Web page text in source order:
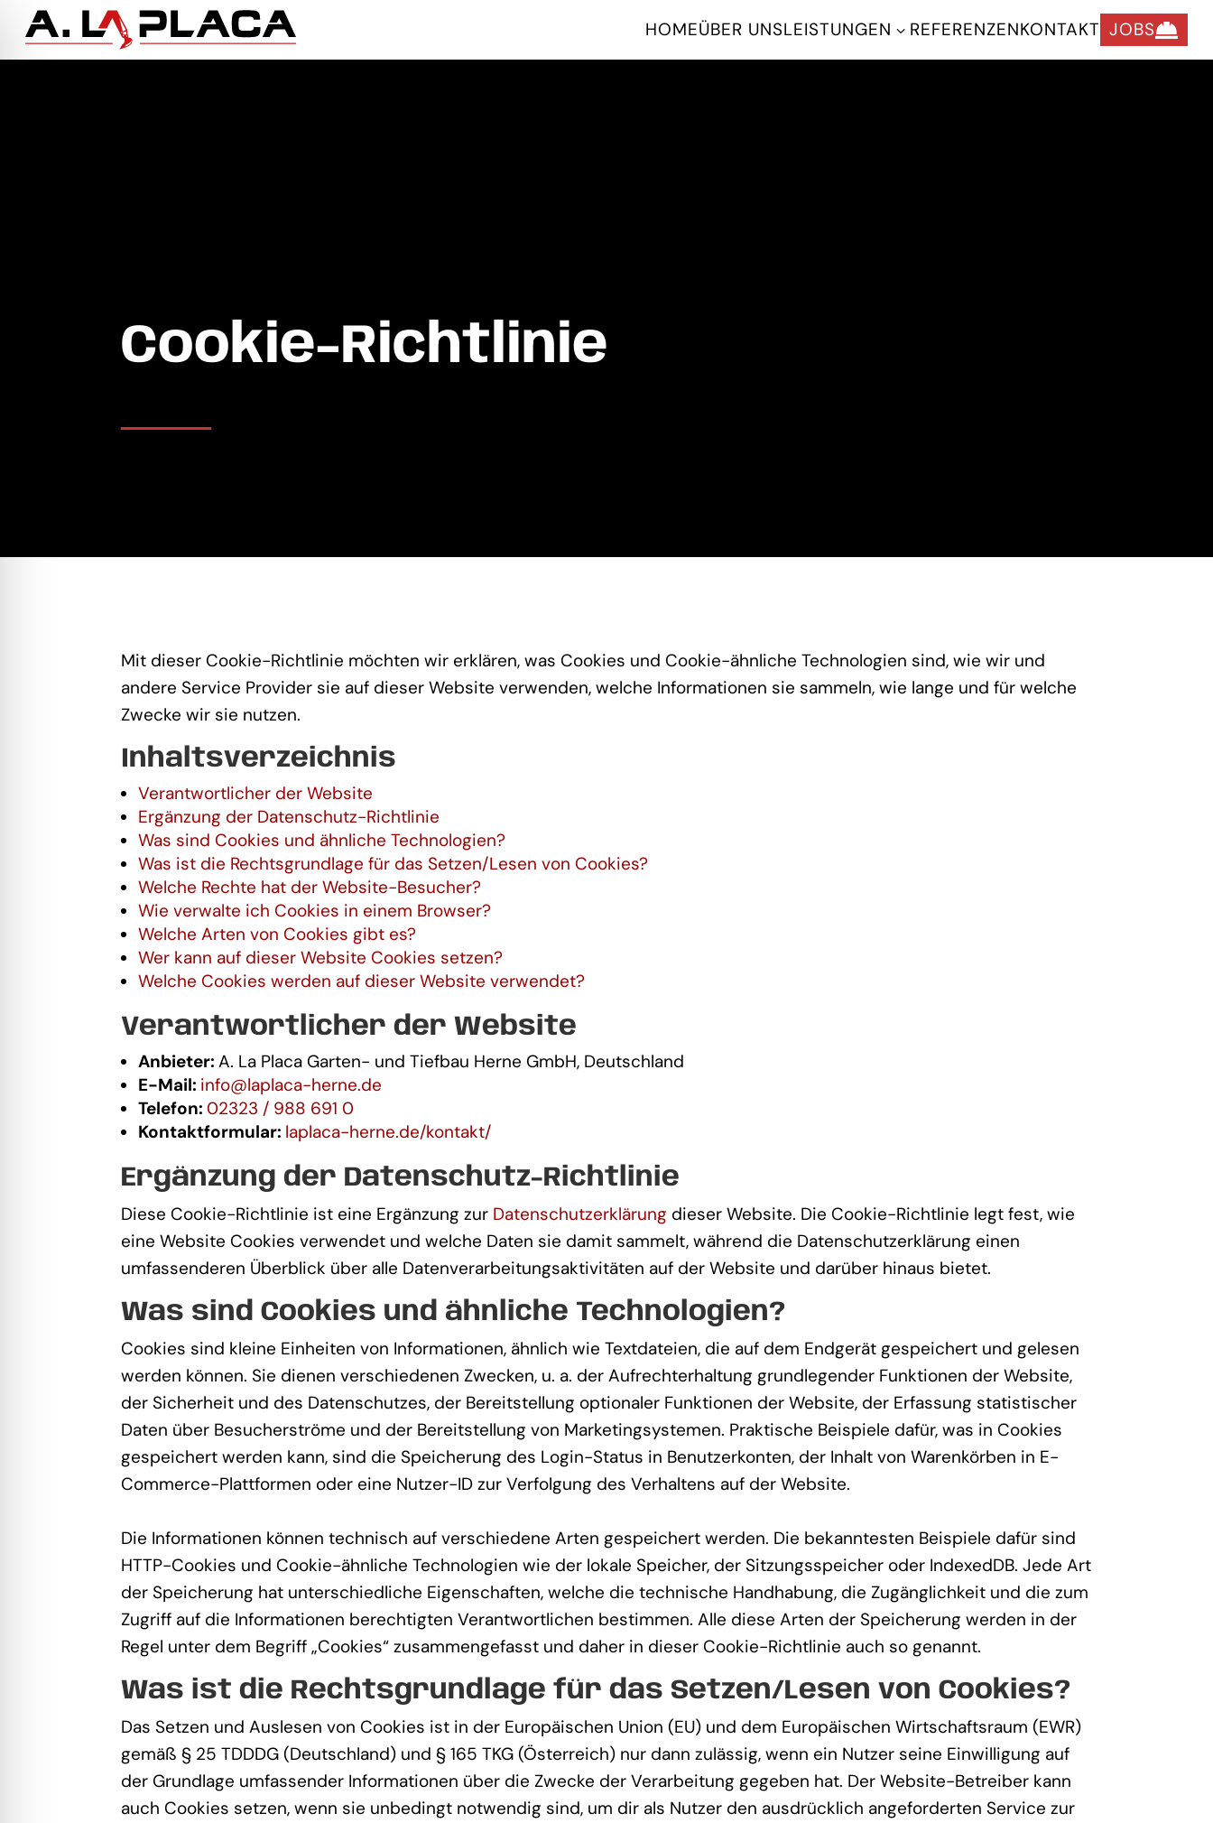
HOMEÜBER UNSLEISTUNGEN 3 REFERENZENKONTAKT JOBS
Cookie-Richtlinie
Mit dieser Cookie-Richtlinie möchten wir erklären, was Cookies und Cookie-ähnliche Technologien sind, wie wir und
andere Service Provider sie auf dieser Website verwenden, welche Informationen sie sammeln, wie lange und für welche
Zwecke wir sie nutzen.
Inhaltsverzeichnis
Verantwortlicher der Website
Ergänzung der Datenschutz-Richtlinie
Was sind Cookies und ähnliche Technologien?
Was ist die Rechtsgrundlage für das Setzen/Lesen von Cookies?
Welche Rechte hat der Website-Besucher?
Wie verwalte ich Cookies in einem Browser?
Welche Arten von Cookies gibt es?
Wer kann auf dieser Website Cookies setzen?
Welche Cookies werden auf dieser Website verwendet?
Verantwortlicher der Website
Anbieter:A. La Placa Garten- und Tiefbau Herne GmbH, Deutschland
E-Mail: info@laplaca-herne.de
Telefon: 02323 / 988 691 0
Kontaktformular: laplaca-herne.de/kontakt/
Ergänzung der Datenschutz-Richtlinie
Diese Cookie-Richtlinie ist eine Ergänzung zur Datenschutzerklärung dieser Website. Die Cookie-Richtlinie legt fest, wie
eine Website Cookies verwendet und welche Daten sie damit sammelt, während die Datenschutzerklärung einen
umfassenderen Überblick über alle Datenverarbeitungsaktivitäten auf der Website und darüber hinaus bietet.
Was sind Cookies und ähnliche Technologien?
Cookies sind kleine Einheiten von Informationen, ähnlich wie Textdateien, die auf dem Endgerät gespeichert und gelesen
werden können. Sie dienen verschiedenen Zwecken, u. a. der Aufrechterhaltung grundlegender Funktionen der Website,
der Sicherheit und des Datenschutzes, der Bereitstellung optionaler Funktionen der Website, der Erfassung statistischer
Daten über Besucherströme und der Bereitstellung von Marketingsystemen. Praktische Beispiele dafür, was in Cookies
gespeichert werden kann, sind die Speicherung des Login-Status in Benutzerkonten, der Inhalt von Warenkörben in E-
Commerce-Plattformen oder eine Nutzer-ID zur Verfolgung des Verhaltens auf der Website.
Die Informationen können technisch auf verschiedene Arten gespeichert werden. Die bekanntesten Beispiele dafür sind
HTTP-Cookies und Cookie-ähnliche Technologien wie der lokale Speicher, der Sitzungsspeicher oder IndexedDB. Jede Art
der Speicherung hat unterschiedliche Eigenschaften, welche die technische Handhabung, die Zugänglichkeit und die zum
Zugriff auf die Informationen berechtigten Verantwortlichen bestimmen. Alle diese Arten der Speicherung werden in der
Regel unter dem Begriff „Cookies“ zusammengefasst und daher in dieser Cookie-Richtlinie auch so genannt.
Was ist die Rechtsgrundlage für das Setzen/Lesen von Cookies?
Das Setzen und Auslesen von Cookies ist in der Europäischen Union (EU) und dem Europäischen Wirtschaftsraum (EWR)
gemäß § 25 TDDDG (Deutschland) und § 165 TKG (Österreich) nur dann zulässig, wenn ein Nutzer seine Einwilligung auf
der Grundlage umfassender Informationen über die Zwecke der Verarbeitung gegeben hat. Der Website-Betreiber kann
auch Cookies setzen, wenn sie unbedingt notwendig sind, um dir als Nutzer den ausdrücklich angeforderten Service zur